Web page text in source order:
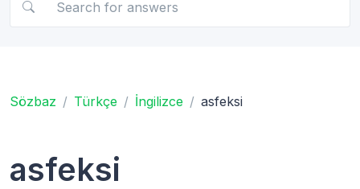
Sözbaz Türkçe İngilizce asfeksi
asfeksi